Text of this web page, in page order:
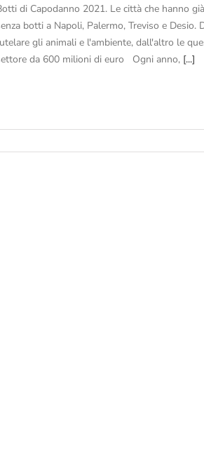
di Capodanno 2021. Le città che hanno
botti a Napoli, Palermo, Treviso e Desio.
gli animali e l'ambiente, dall'altro le
da 600 milioni di euro Ogni anno, [...]